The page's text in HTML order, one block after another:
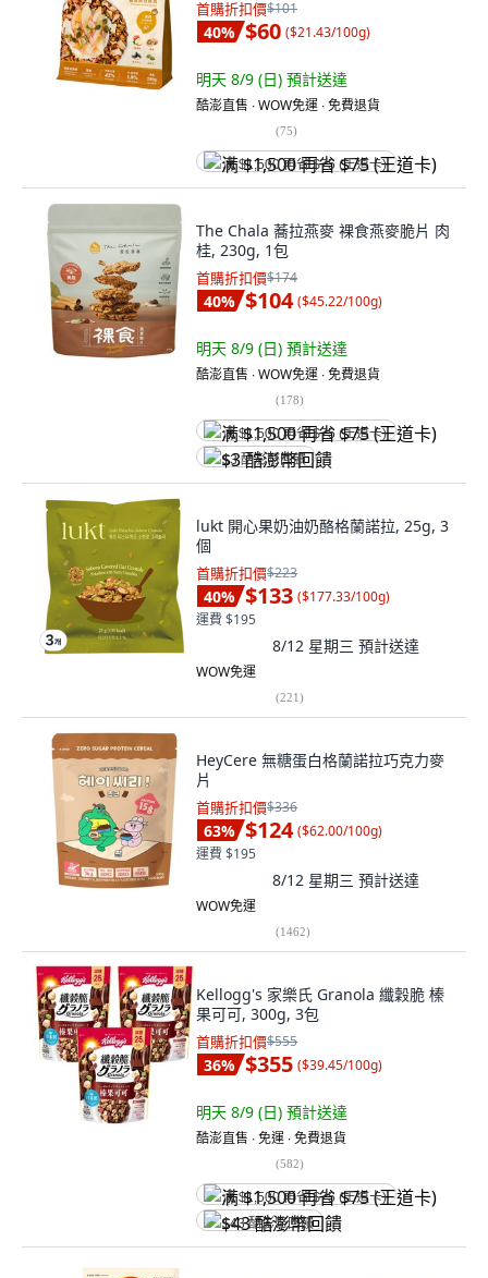
首購折扣價$101
40% $60 ($21.43/100g)
明天 8/9 (日) 預計送達
酷澎直售 ∙ WOW免運 ∙ 免費退貨
(75)
满 $1,500 再省 $75 (王道卡)
The Chala 蕎拉燕麥 裸食燕麥脆片 肉
桂, 230g, 1包
首購折扣價$174
40% $104 ($45.22/100g)
明天 8/9 (日) 預計送達
酷澎直售 ∙ WOW免運 ∙ 免費退貨
(178)
满 $1,500 再省 $75 (王道卡)
$3 酷澎幣回饋
lukt 開心果奶油奶酪格蘭諾拉, 25g, 3
個
首購折扣價$223
40% $133 ($177.33/100g)
運費 $195
8/12 星期三 預計送達
WOW免運
(221)
HeyCere 無糖蛋白格蘭諾拉巧克力麥
片
首購折扣價$336
63% $124 ($62.00/100g)
運費 $195
8/12 星期三 預計送達
WOW免運
(1462)
Kellogg's 家樂氏 Granola 纖穀脆 榛
果可可, 300g, 3包
首購折扣價$555
36% $355 ($39.45/100g)
明天 8/9 (日) 預計送達
酷澎直售 ∙ 免運 ∙ 免費退貨
(582)
满 $1,500 再省 $75 (王道卡)
$43 酷澎幣回饋